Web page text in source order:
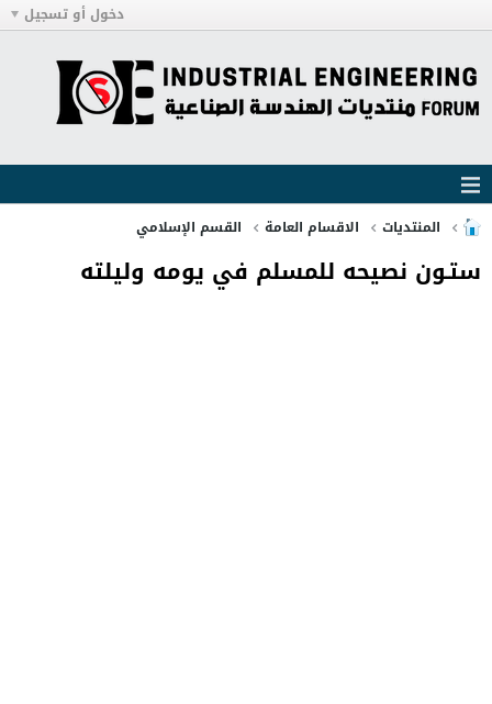
دخول أو تسجيل
المنتديات الاقسام العامة القسم الإسلامي
ستـون نصيحه للمسلم في يومه وليلته